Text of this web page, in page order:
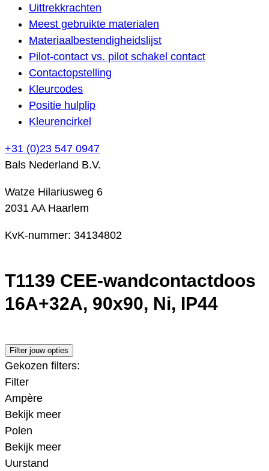
Uittrekkrachten
Meest gebruikte materialen
Materiaalbestendigheidslijst
Pilot-contact vs. pilot schakel contact
Contactopstelling
Kleurcodes
Positie hulplip
Kleurencirkel
+31 (0)23 547 0947
Bals Nederland B.V.
Watze Hilariusweg 6
2031 AA Haarlem
KvK-nummer: 34134802
T1139 CEE-wandcontactdoos
16A+32A, 90x90, Ni, IP44
Filter jouw opties
Gekozen filters:
Filter
Ampère
Bekijk meer
Polen
Bekijk meer
Uurstand